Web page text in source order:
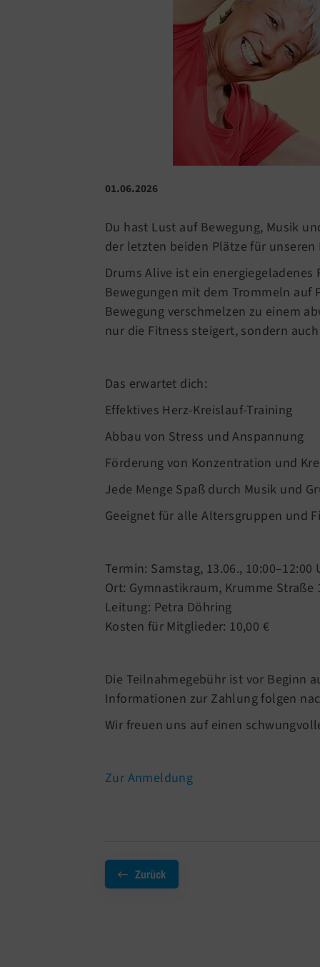
01.06.2026
Du hast Lust auf Bewegung, Musik
der letzten beiden Plätze für unseren
Drums Alive ist ein
Bewegungen mit dem Trommeln auf
Bewegung verschmelzen zu einem
nur die Fitness steigert, sondern
Das erwartet dich:
Effektives Herz-Kreislauf-Training
Abbau von Stress und Anspannung
Förderung von Konzentration und
Jede Menge Spaß durch Musik und
Geeignet für alle Altersgruppen und
Termin: Samstag, 13.06., 10:00–12:00
Ort: Gymnastikraum, Krumme Straße
Leitung: Petra Döhring
Kosten für Mitglieder: 10,00 €
Die Teilnahmegebühr ist vor Beginn
Informationen zur Zahlung folgen
Wir freuen uns auf einen
Zur Anmeldung
Zurück